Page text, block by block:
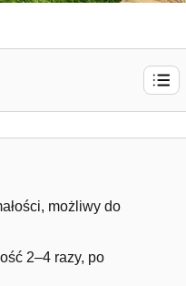
możliwy do
2–4 razy, po